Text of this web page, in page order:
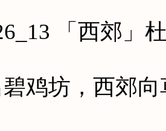
「西郊」
坊，西郊向